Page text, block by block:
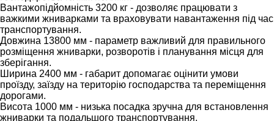
Вантажопідйомність 3200 кг - дозволяє працювати з
важкими жниварками та враховувати навантаження під час
транспортування.
Довжина 13800 мм - параметр важливий для правильного
розміщення жниварки, розворотів і планування місця для
зберігання.
Ширина 2400 мм - габарит допомагає оцінити умови
проїзду, заїзду на територію господарства та переміщення
дорогами.
Висота 1000 мм - низька посадка зручна для встановлення
жниварки та подальшого транспортування.